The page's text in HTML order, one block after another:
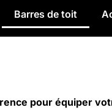
Barres de toit
pour équiper